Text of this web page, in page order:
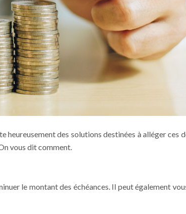
des solutions destinées à alléger ces
vous dit comment.
le montant des échéances. Il peut également